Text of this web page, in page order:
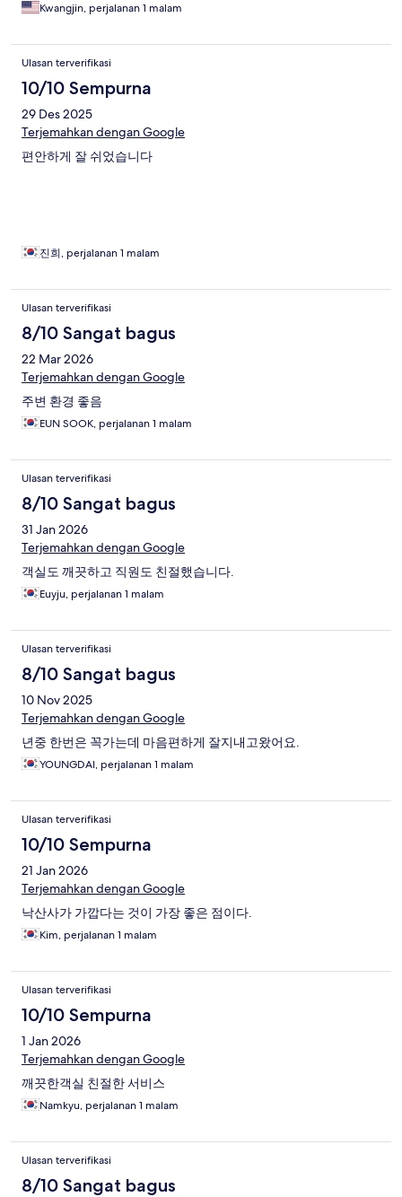
Kwangjin, perjalanan 1 malam
Ulasan terverifikasi
10/10 Sempurna
29 Des 2025
Terjemahkan dengan Google
편안하게 잘 쉬었습니다
진희, perjalanan 1 malam
Ulasan terverifikasi
8/10 Sangat bagus
22 Mar 2026
Terjemahkan dengan Google
주변 환경 좋음
EUN SOOK, perjalanan 1 malam
Ulasan terverifikasi
8/10 Sangat bagus
31 Jan 2026
Terjemahkan dengan Google
객실도 깨끗하고 직원도 친절했습니다.
Euyju, perjalanan 1 malam
Ulasan terverifikasi
8/10 Sangat bagus
10 Nov 2025
Terjemahkan dengan Google
년중 한번은 꼭가는데 마음편하게 잘지내고왔어요.
YOUNGDAI, perjalanan 1 malam
Ulasan terverifikasi
10/10 Sempurna
21 Jan 2026
Terjemahkan dengan Google
낙산사가 가깝다는 것이 가장 좋은 점이다.
Kim, perjalanan 1 malam
Ulasan terverifikasi
10/10 Sempurna
1 Jan 2026
Terjemahkan dengan Google
깨끗한객실 친절한 서비스
Namkyu, perjalanan 1 malam
Ulasan terverifikasi
8/10 Sangat bagus